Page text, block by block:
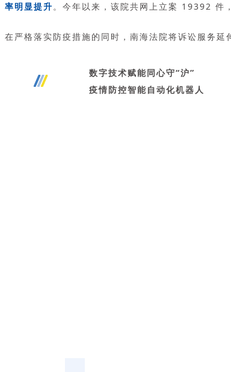
率明显提升。今年以来，该院共网上立案 19392 件
在严格落实防疫措施的同时，南海法院将诉讼服务延
数字技术赋能同心守“沪”
疫情防控智能自动化机器人